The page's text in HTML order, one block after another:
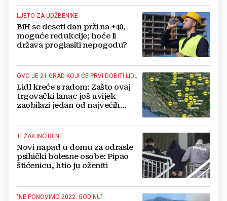
LJETO ZA UDŽBENIKE
BiH se deseti dan prži na +40,
moguće redukcije; hoće li
država proglasiti nepogodu?
OVO JE 21 GRAD KOJI ĆE PRVI DOBITI LIDL
Lidl kreće s radom: Zašto ovaj
trgovački lanac još uvijek
zaobilazi jedan od najvećih
TEŽAK INCIDENT
Novi napad u domu za odrasle
psihički bolesne osobe: Pipao
štićenicu, htio ju oženiti
"NE PONOVIMO 2022. GODINU"